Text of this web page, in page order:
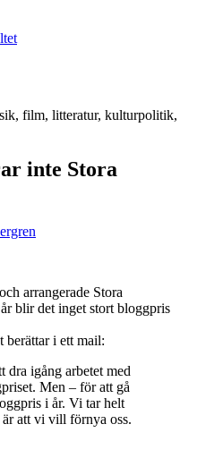
film, litteratur, kulturpolitik,
inte Stora
arrangerade Stora
blir det inget stort bloggpris
berättar i ett mail:
dra igång arbetet med
Men – för att gå
i år. Vi tar helt
att vi vill förnya oss.